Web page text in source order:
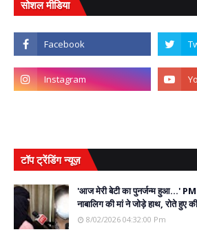
सोशल मीडिया
टॉप ट्रेंडिंग न्यूज़
'आज मेरी बेटी का पुनर्जन्म हुआ...' PM
नाबालिग की मां ने जोड़े हाथ, रोते हुए
8/02/2026 04:32:00 Pm